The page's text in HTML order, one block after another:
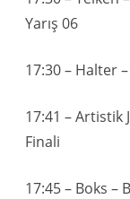
Yarış 06
17:30 – Halter
17:41 – Artistik
Finali
17:45 – Boks –